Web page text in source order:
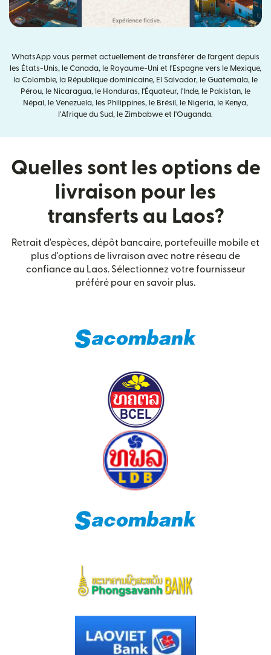
WhatsApp vous permet actuellement de transférer de l'argent depuis
les États-Unis, le Canada, le Royaume-Uni et l'Espagne vers le Mexique,
la Colombie, la République dominicaine, El Salvador, le Guatemala, le
Pérou, le Nicaragua, le Honduras, l'Équateur, l'Inde, le Pakistan, le
Népal, le Venezuela, les Philippines, le Brésil, le Nigeria, le Kenya,
l'Afrique du Sud, le Zimbabwe et l'Ouganda.
Quelles sont les options de
livraison pour les
transferts au Laos?
Retrait d'espèces, dépôt bancaire, portefeuille mobile et
plus d'options de livraison avec notre réseau de
confiance au Laos. Sélectionnez votre fournisseur
préféré pour en savoir plus.